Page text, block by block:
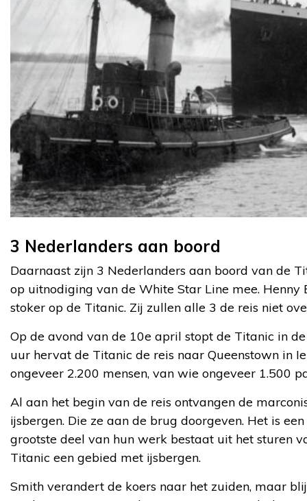
3 Nederlanders aan boord
Daarnaast zijn 3 Nederlanders aan boord van de
op uitnodiging van de White Star Line mee.
stoker op de Titanic. Zij zullen alle 3 de reis niet
Op de avond van de 10e april stopt de Titanic in
uur hervat de Titanic de reis naar Queenstown in
ongeveer 2.200 mensen, van wie ongeveer 1.500
Al aan het begin van de reis ontvangen de
ijsbergen. Die ze aan de brug doorgeven. Het is
grootste deel van hun werk bestaat uit het sturen
Titanic een gebied met ijsbergen.
Smith verandert de koers naar het zuiden, maar